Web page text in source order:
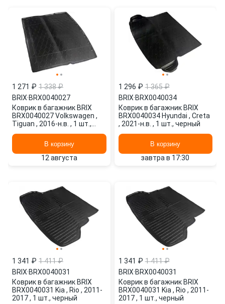
1 271 ₽ 1 338 ₽
BRIX·BRX0040027
Коврик в багажник BRIX
BRX0040027 Volkswagen ,
Tiguan , 2016-н.в. , 1 шт.,
В корзину
12 августа
1 296 ₽ 1 365 ₽
BRIX·BRX0040034
Коврик в багажник BRIX
BRX0040034 Hyundai , Creta
, 2021-н.в. , 1 шт., черный
В корзину
завтра в 17:30
1 341 ₽ 1 411 ₽
BRIX·BRX0040031
Коврик в багажник BRIX
BRX0040031 Kia , Rio , 2011-
2017 , 1 шт., черный
1 341 ₽ 1 411 ₽
BRIX·BRX0040031
Коврик в багажник BRIX
BRX0040031 Kia , Rio , 2011-
2017 , 1 шт., черный